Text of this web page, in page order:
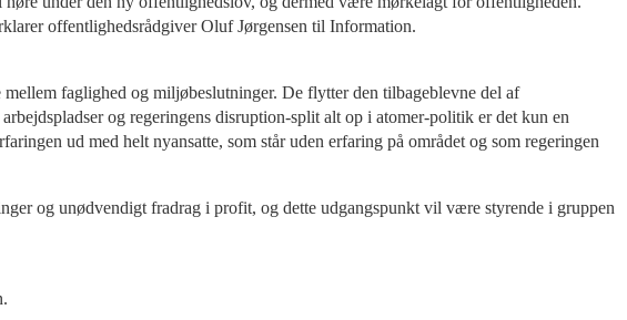
offentlighedsrådgiver Oluf Jørgensen til Information.
faglighed og miljøbeslutninger. De flytter den tilbageblevne del af
og regeringens disruption-split alt op i atomer-politik er det kun en
ud med helt nyansatte, som står uden erfaring på området og som regeringen
og unødvendigt fradrag i profit, og dette udgangspunkt vil være styrende i gruppen